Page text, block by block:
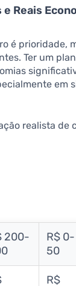
Reais
é prioridade,
Ter um
em
realista de
200-
R$ 0-
50
R$